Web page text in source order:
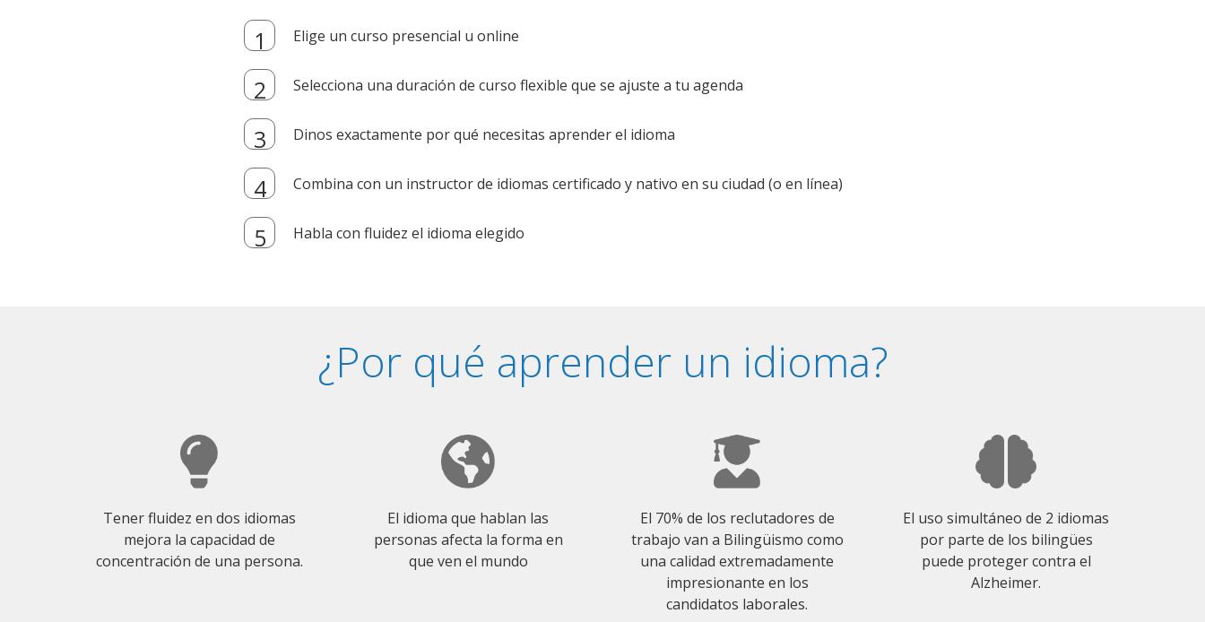
Elige un curso presencial u online
Selecciona una duración de curso flexible que se ajuste a tu agenda
Dinos exactamente por qué necesitas aprender el idioma
Combina con un instructor de idiomas certificado y nativo en su ciudad (o en línea)
Habla con fluidez el idioma elegido
¿Por qué aprender un idioma?
Tener fluidez en dos idiomas
mejora la capacidad de
concentración de una persona.
El idioma que hablan las
personas afecta la forma en
que ven el mundo
El 70% de los reclutadores de
trabajo van a Bilingüismo como
una calidad extremadamente
impresionante en los
candidatos laborales.
El uso simultáneo de 2 idiomas
por parte de los bilingües
puede proteger contra el
Alzheimer.